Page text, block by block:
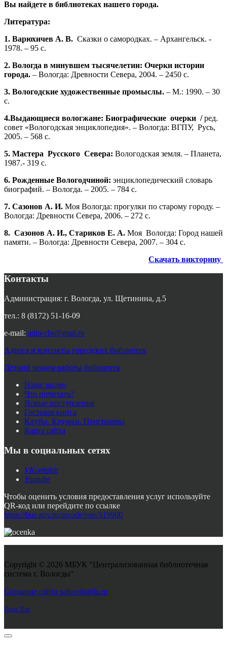
Вы найдете в библиотеках нашего города.
Литература:
1. Варюхичев А. В. Сказки о самородках. – Архангельск. -
1978. – 95 с.
2. Вологда в минувшем тысячелетии: Очерки истории
города. – Вологда: Древности Севера, 2004. – 2450 с.
3. Вологодские художественные промыслы. – М.: 1990. – 30
с.
4.Выдающиеся вологжане: Биографические очерки /ред.
совет «Вологодская энциклопедия». – Вологда: ВГПУ, Русь,
2005. – 568 с.
5. Мастера Русского Севера: Вологодская земля. – Планета,
1987.- 319 с.
6. Рожденные Вологодчиной: энциклопедический словарь
биографий. – Вологда. – 2005. – 784 с.
7. Сазонов А. И. Моя Вологда: прогулки по старому городу. –
Вологда: Древности Севера, 2006. – 272 с.
8. Сазонов А. И., Стариков Е. А. Моя Вологда: Город нашей
памяти. – Вологда: Древности Севера, 2007. – 304 с.
Скачать викторину
Контакты
Администрация: г. Вологда, ул. Щетинина, д.5
тел.: 8 (8172) 51-16-09
e-mail: adm-cbs@mail.ru
Адреса и контакты городских библиотек
Летний режим работы библиотек
Наше видео
Что почитать?
Новые поступления
Гостевая книга
Клубы. Кружки. Программы
Карта сайта
Мы в социальных сетях
VKontakte
Youtube
Чтобы оценить условия предоставления услуг используйте
QR-код или перейдите по ссылке
https://bus.gov.ru/qrcode/rate/319900
Copyright © 2026 МБУК "Централизованная библиотечная
система г. Вологды"
Создание сайта sait-vologda.ru
Goto Top